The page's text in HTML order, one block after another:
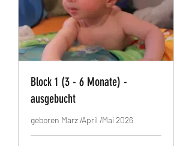
Block 1 (3 - 6 Monate) -
ausgebucht
geboren März /April /Mai 2026